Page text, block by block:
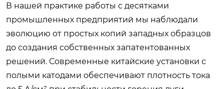
В нашей практике работы с десятками
промышленных предприятий мы наблюдали
эволюцию от простых копий западных образцов
до создания собственных запатентованных
решений. Современные китайские установки с
полыми катодами обеспечивают плотность тока